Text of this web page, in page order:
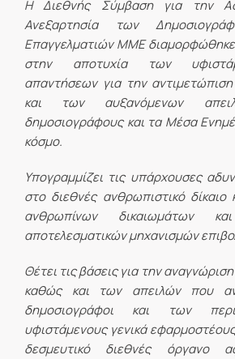
Η Διεθνής Σύμβαση για την
Ανεξαρτησία των
Επαγγελματιών ΜΜΕ διαμορφώθηκε
στην αποτυχία των
απαντήσεων για την
και των αυξανόμενων
δημοσιογράφους και τα Μέσα
κόσμο.
Υπογραμμίζει τις υπάρχουσες
στο διεθνές ανθρωπιστικό δίκαιο
ανθρωπίνων δικαιωμάτων
αποτελεσματικών μηχανισμών
Θέτει τις βάσεις για την
καθώς και των απειλών που
δημοσιογράφοι και των
υφιστάμενους γενικά
δεσμευτικό διεθνές όργανο